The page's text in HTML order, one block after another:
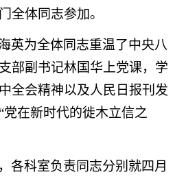
全体同志参加。
英为全体同志重温了中央八
部副书记林国华上党课，学
全会精神以及人民日报刊发
党在新时代的徙木立信之
各科室负责同志分别就四月